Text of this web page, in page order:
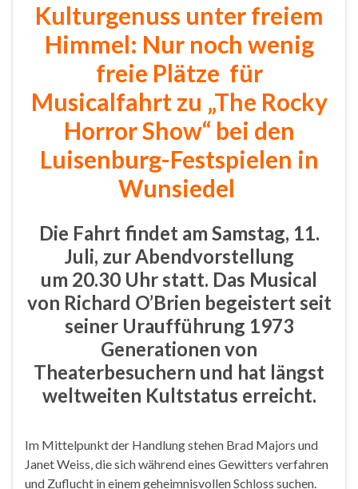
Kulturgenuss unter freiem
Himmel: Nur noch wenig
freie Plätze für
Musicalfahrt zu „The Rocky
Horror Show“ bei den
Luisenburg-Festspielen in
Wunsiedel
Die Fahrt findet am Samstag, 11.
Juli, zur Abendvorstellung
um 20.30 Uhr statt. Das Musical
von Richard O’Brien begeistert seit
seiner Uraufführung 1973
Generationen von
Theaterbesuchern und hat längst
weltweiten Kultstatus erreicht.
Im Mittelpunkt der Handlung stehen Brad Majors und
Janet Weiss, die sich während eines Gewitters verfahren
und Zuflucht in einem geheimnisvollen Schloss suchen.